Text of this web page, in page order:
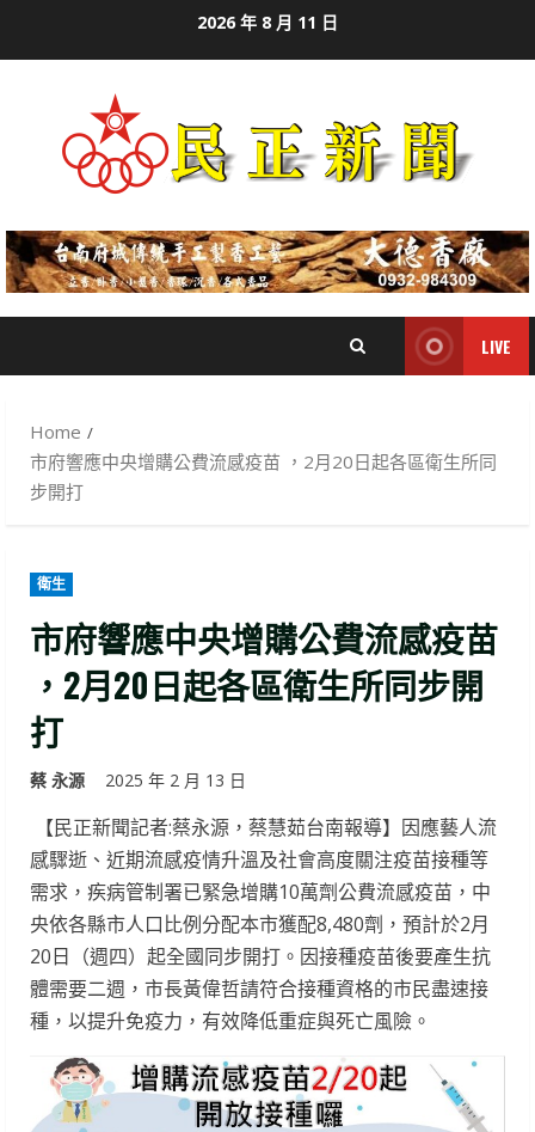
2026 年 8 月 11 日
LIVE
Home
市府響應中央增購公費流感疫苗 ，2月20日起各區衛生所同
步開打
衛生
市府響應中央增購公費流感疫苗
，2月20日起各區衛生所同步開
打
蔡 永源 2025 年 2 月 13 日
【民正新聞記者:蔡永源，蔡慧茹台南報導】因應藝人流
感驟逝、近期流感疫情升溫及社會高度關注疫苗接種等
需求，疾病管制署已緊急增購10萬劑公費流感疫苗，中
央依各縣市人口比例分配本市獲配8,480劑，預計於2月
20日（週四）起全國同步開打。因接種疫苗後要產生抗
體需要二週，市長黃偉哲請符合接種資格的市民盡速接
種，以提升免疫力，有效降低重症與死亡風險。